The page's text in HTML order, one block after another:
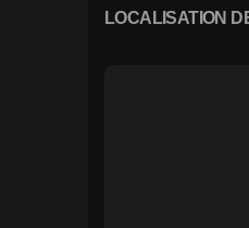
LOCALISATION